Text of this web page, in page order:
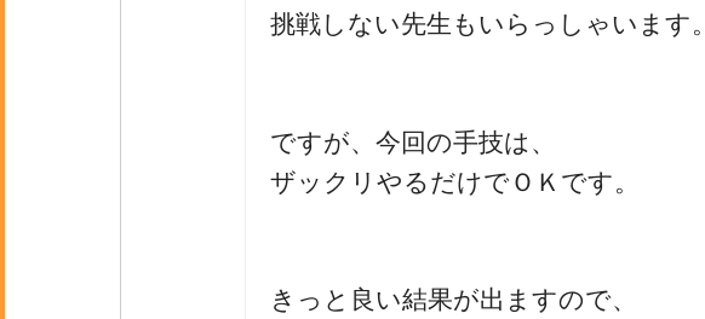
挑戦しない先生もいらっしゃいます。
ですが、今回の手技は、
ザックリやるだけでＯＫです。
きっと良い結果が出ますので、